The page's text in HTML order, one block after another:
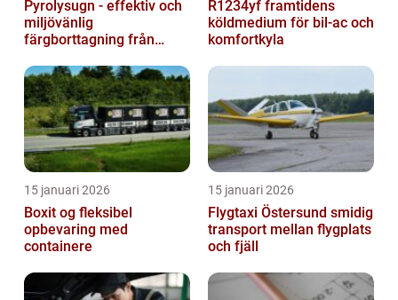
Pyrolysugn - effektiv och
miljövänlig
färgborttagning från
R1234yf framtidens
köldmedium för bil-ac och
komfortkyla
15 januari 2026
Boxit og fleksibel
opbevaring med
containere
15 januari 2026
Flygtaxi Östersund smidig
transport mellan flygplats
och fjäll